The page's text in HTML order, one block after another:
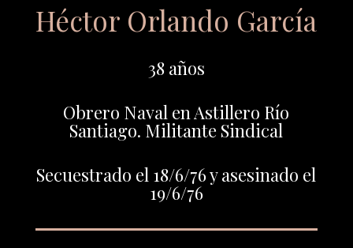
Héctor Orlando García
38 años
Obrero Naval en Astillero Río
Santiago. Militante Sindical
Secuestrado el 18/6/76 y asesinado el
19/6/76